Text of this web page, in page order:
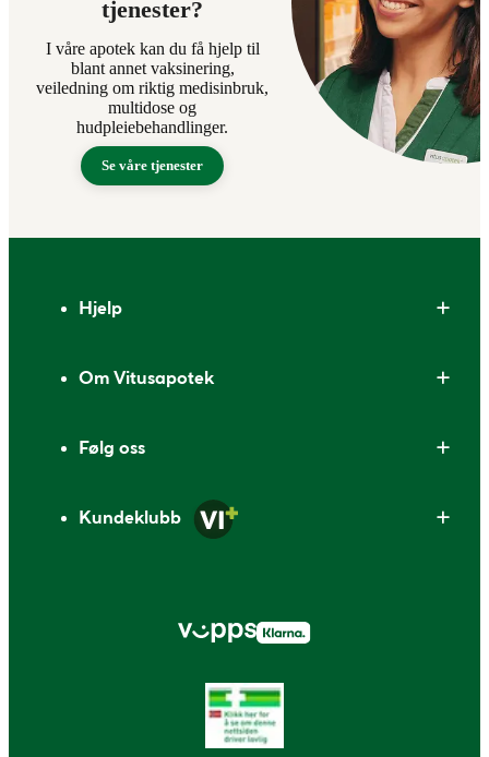
tjenester?
I våre apotek kan du få hjelp til
blant annet vaksinering,
veiledning om riktig medisinbruk,
multidose og
hudpleiebehandlinger.
Se våre tjenester
Hjelp
Om Vitusapotek
Følg oss
Kundeklubb